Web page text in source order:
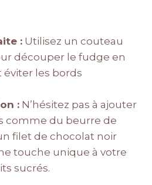
: Utilisez un couteau
découper le fudge en
éviter les bords
: N’hésitez pas à ajouter
comme du beurre de
filet de chocolat noir
touche unique à votre
sucrés.